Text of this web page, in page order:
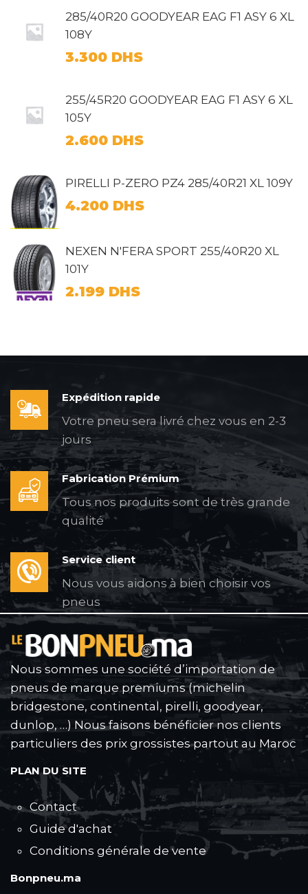
285/40R20 GOODYEAR EAG F1 ASY 6 XL
108Y
3.300 DHS
255/45R20 GOODYEAR EAG F1 ASY 6 XL
105Y
2.600 DHS
PIRELLI P-ZERO PZ4 285/40R21 XL 109Y
4.200 DHS
NEXEN N'FERA SPORT 255/40R20 XL
101Y
2.199 DHS
Expédition rapide
Votre pneu sera livré chez vous en 2-3
jours
Fabrication Prémium
Tous nos produits sont de très grande
qualité
Service client
Nous vous aidons à bien choisir vos
pneus
Nous sommes une société d’importation de
pneus de marque premiums (michelin
bridgestone, continental, pirelli, goodyear,
dunlop, …) Nous faisons bénéficier nos clients
particuliers des prix grossistes partout au Maroc
PLAN DU SITE
Contact
Guide d'achat
Conditions générale de vente
Bonpneu.ma